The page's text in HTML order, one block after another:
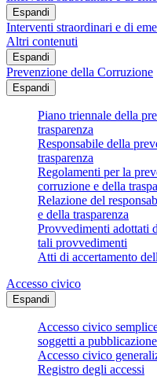
Espandi
Interventi straordinari e di
Altri contenuti
Espandi
Prevenzione della Corruzione
Espandi
Piano triennale della
trasparenza
Responsabile della
trasparenza
Regolamenti per la
corruzione e della
Relazione del
e della trasparenza
Provvedimenti adottati
tali provvedimenti
Atti di accertamento
Accesso civico
Espandi
Accesso civico
soggetti a
Accesso civico
Registro degli accessi